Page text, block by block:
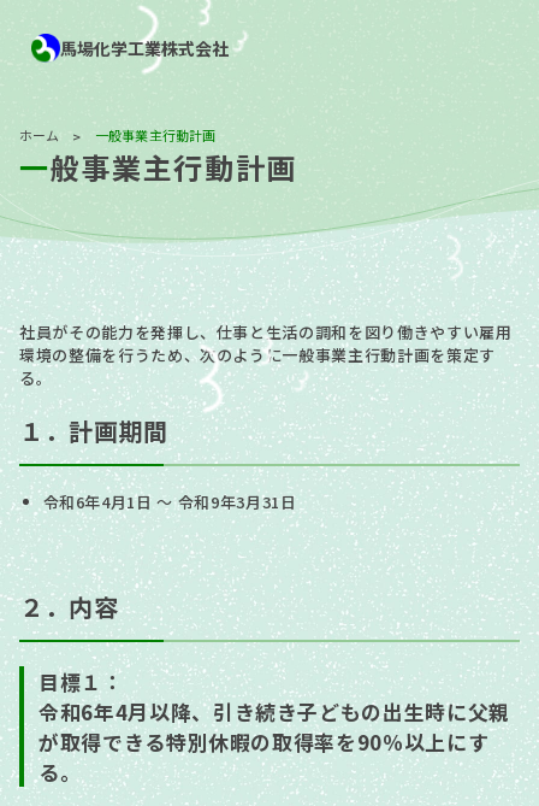
馬場化学工業株式会社
ホーム > 一般事業主行動計画
一般事業主行動計画
社員がその能力を発揮し、仕事と生活の調和を図り働きやすい雇用
環境の整備を行うため、次のように一般事業主行動計画を策定す
る。
１．計画期間
令和6年4月1日 ～ 令和9年3月31日
２．内容
目標１：
令和6年4月以降、引き続き子どもの出生時に父親
が取得できる特別休暇の取得率を90％以上にす
る。